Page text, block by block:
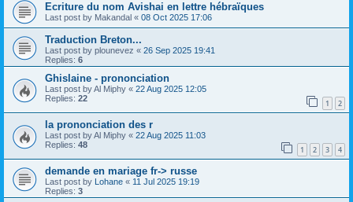
Ecriture du nom Avishai en lettre hébraïques
Last post by Makandal « 08 Oct 2025 17:06
Traduction Breton...
Last post by plounevez « 26 Sep 2025 19:41
Replies: 6
Ghislaine - prononciation
Last post byAl Miphy « 22 Aug 2025 12:05
Replies: 22 1 2
la prononciation des r
Last post byAl Miphy « 22 Aug 2025 11:03
Replies: 48 1 2 3 4
demande en mariage fr-> russe
Last post by Lohane « 11 Jul 2025 19:19
Replies: 3